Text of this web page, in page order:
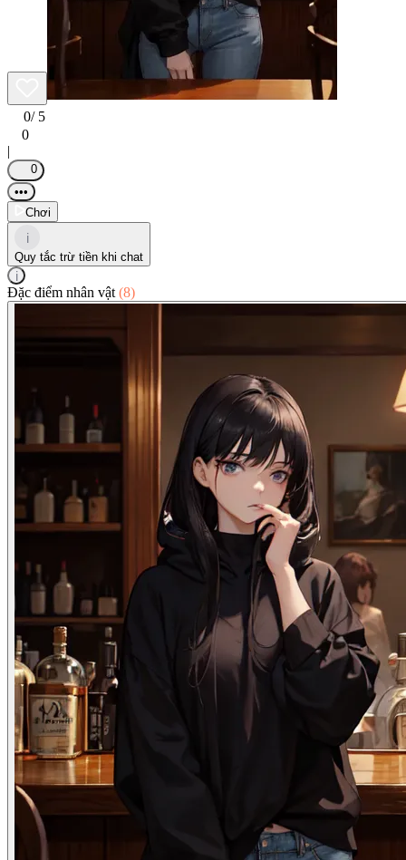
0/ 5
0
|
0
•••
Chơi
i
Quy tắc trừ tiền khi chat
i
Đặc điểm nhân vật (8)